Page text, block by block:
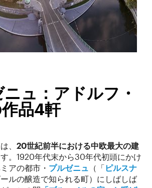
ュ：アドルフ・
作品4軒
は、 20世紀前半における中欧最大の建
。1920年代末から30年代初頭にかけ
アの都市・ プルゼニュ （「 ピルスナ
ルの醸造で知られる町）にしばしば